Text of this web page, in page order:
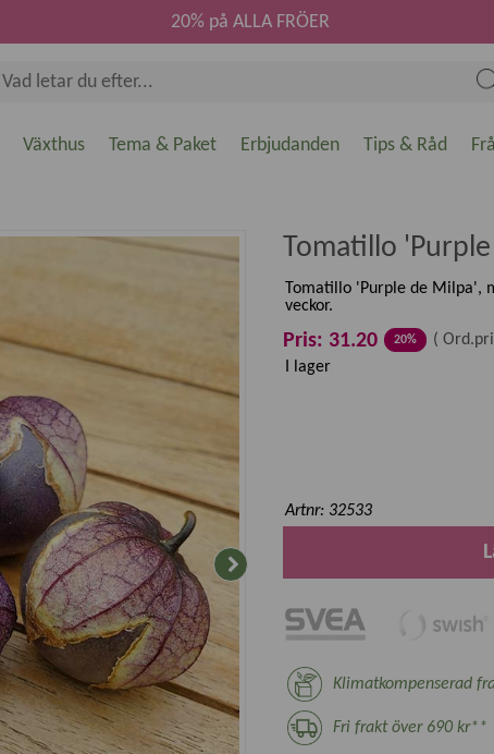
20% på ALLA FRÖER
Växthus Tema & Paket Erbjudanden Tips & Råd
Tomatillo
Tomatillo 'Purple de Milpa',
veckor.
Pris: 31.20 20% (
I lager
Artnr: 32533
Klimatkompenserad
Fri frakt över 690 kr**